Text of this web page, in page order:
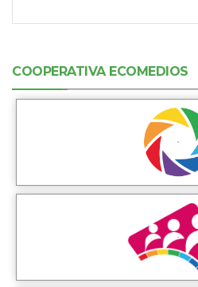
COOPERATIVA ECOMEDIOS